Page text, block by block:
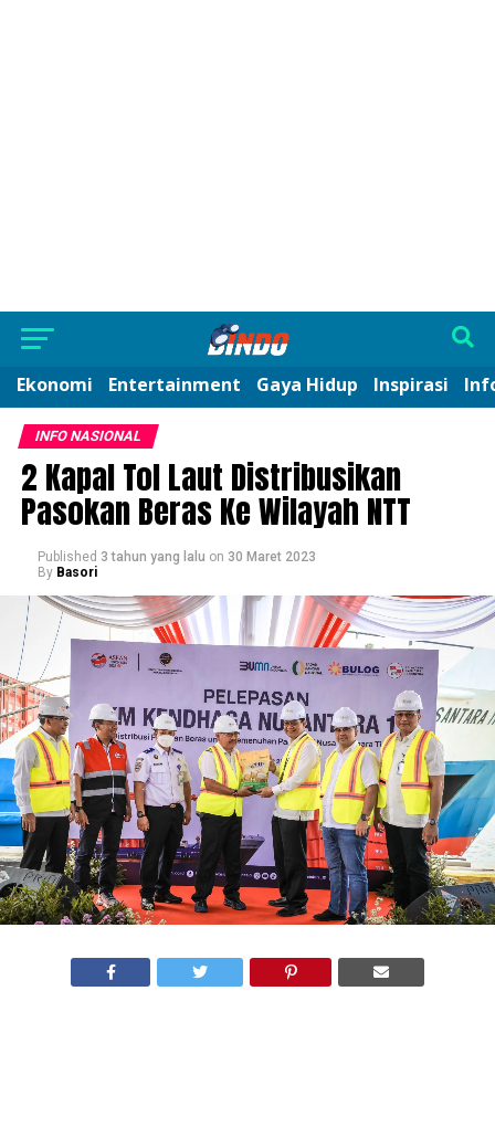
Ekonomi Entertainment Gaya Hidup Inspirasi
INFO NASIONAL
2 Kapal Tol Laut Distribusikan
Pasokan Beras Ke Wilayah NTT
Published 3 tahun yang lalu on 30 Maret 2023
By Basori